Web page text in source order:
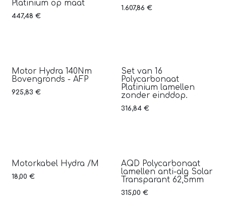
Platinium op maat
447,48 €
1.607,86 €
Motor Hydra 140Nm
Bovengronds - AFP
925,83 €
Set van 16
Polycarbonaat
Platinium lamellen
zonder einddop.
316,84€
Motorkabel Hydra /M
18,00 €
AQD Polycarbonaat
lamellen anti-alg Solar
Transparant 62,5mm
315,00 €